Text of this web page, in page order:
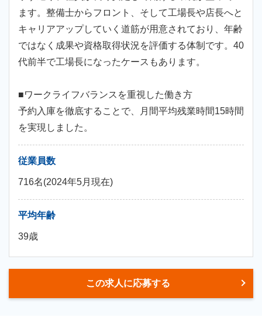
ます。整備士からフロント、そして工場長や店長へと
キャリアアップしていく道筋が用意されており、年齢
ではなく成果や資格取得状況を評価する体制です。40
代前半で工場長になったケースもあります。
■ワークライフバランスを重視した働き方
予約入庫を徹底することで、月間平均残業時間15時間
を実現しました。
従業員数
716名(2024年5月現在)
平均年齢
39歳
この求人に応募する